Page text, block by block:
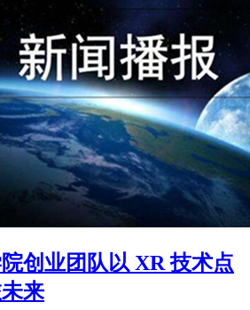
创业团队以 XR 技术点
来